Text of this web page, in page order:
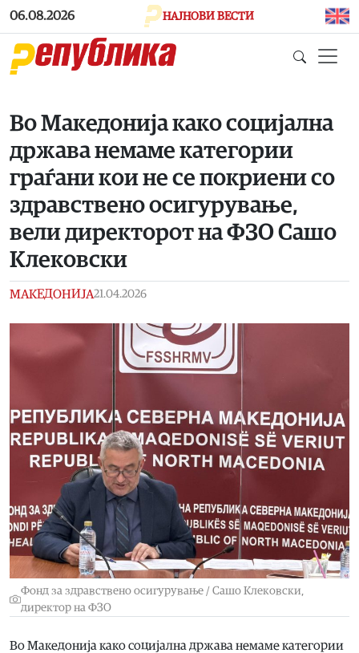
Skip to main content
06.08.2026 НАЈНОВИ ВЕСТИ
Во Македонија како социјална
држава немаме категории
граѓани кои не се покриени со
здравствено осигурување,
вели директорот на ФЗО Сашо
Клековски
МАКЕДОНИЈА21.04.2026
Фонд за здравствено осигурување / Сашо Клековски,
директор на ФЗО
Во Македонија како социјална држава немаме категории